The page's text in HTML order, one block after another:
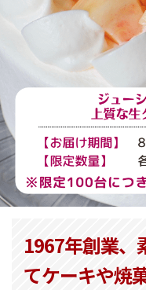
1967年創業、
てケーキや焼